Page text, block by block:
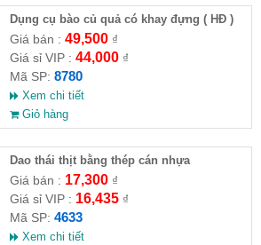
Dụng cụ bào củ quả có khay đựng ( HĐ )
Giá bán : 49,500₫
Giá sỉ VIP : 44,000₫
Mã SP: 8780
Xem chi tiết
Giỏ hàng
Dao thái thịt bằng thép cán nhựa
Giá bán : 17,300₫
Giá sỉ VIP : 16,435₫
Mã SP: 4633
Xem chi tiết